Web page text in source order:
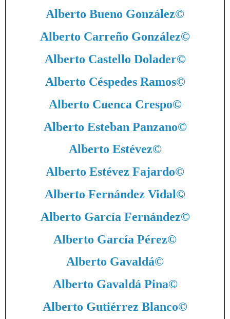
Alberto Bueno González©
Alberto Carreño González©
Alberto Castello Dolader©
Alberto Céspedes Ramos©
Alberto Cuenca Crespo©
Alberto Esteban Panzano©
Alberto Estévez©
Alberto Estévez Fajardo©
Alberto Fernández Vidal©
Alberto García Fernández©
Alberto García Pérez©
Alberto Gavaldá©
Alberto Gavaldá Pina©
Alberto Gutiérrez Blanco©